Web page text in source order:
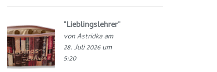
"Lieblingslehrer"
vonAstridkaam
28. Juli 2026 um
5:20